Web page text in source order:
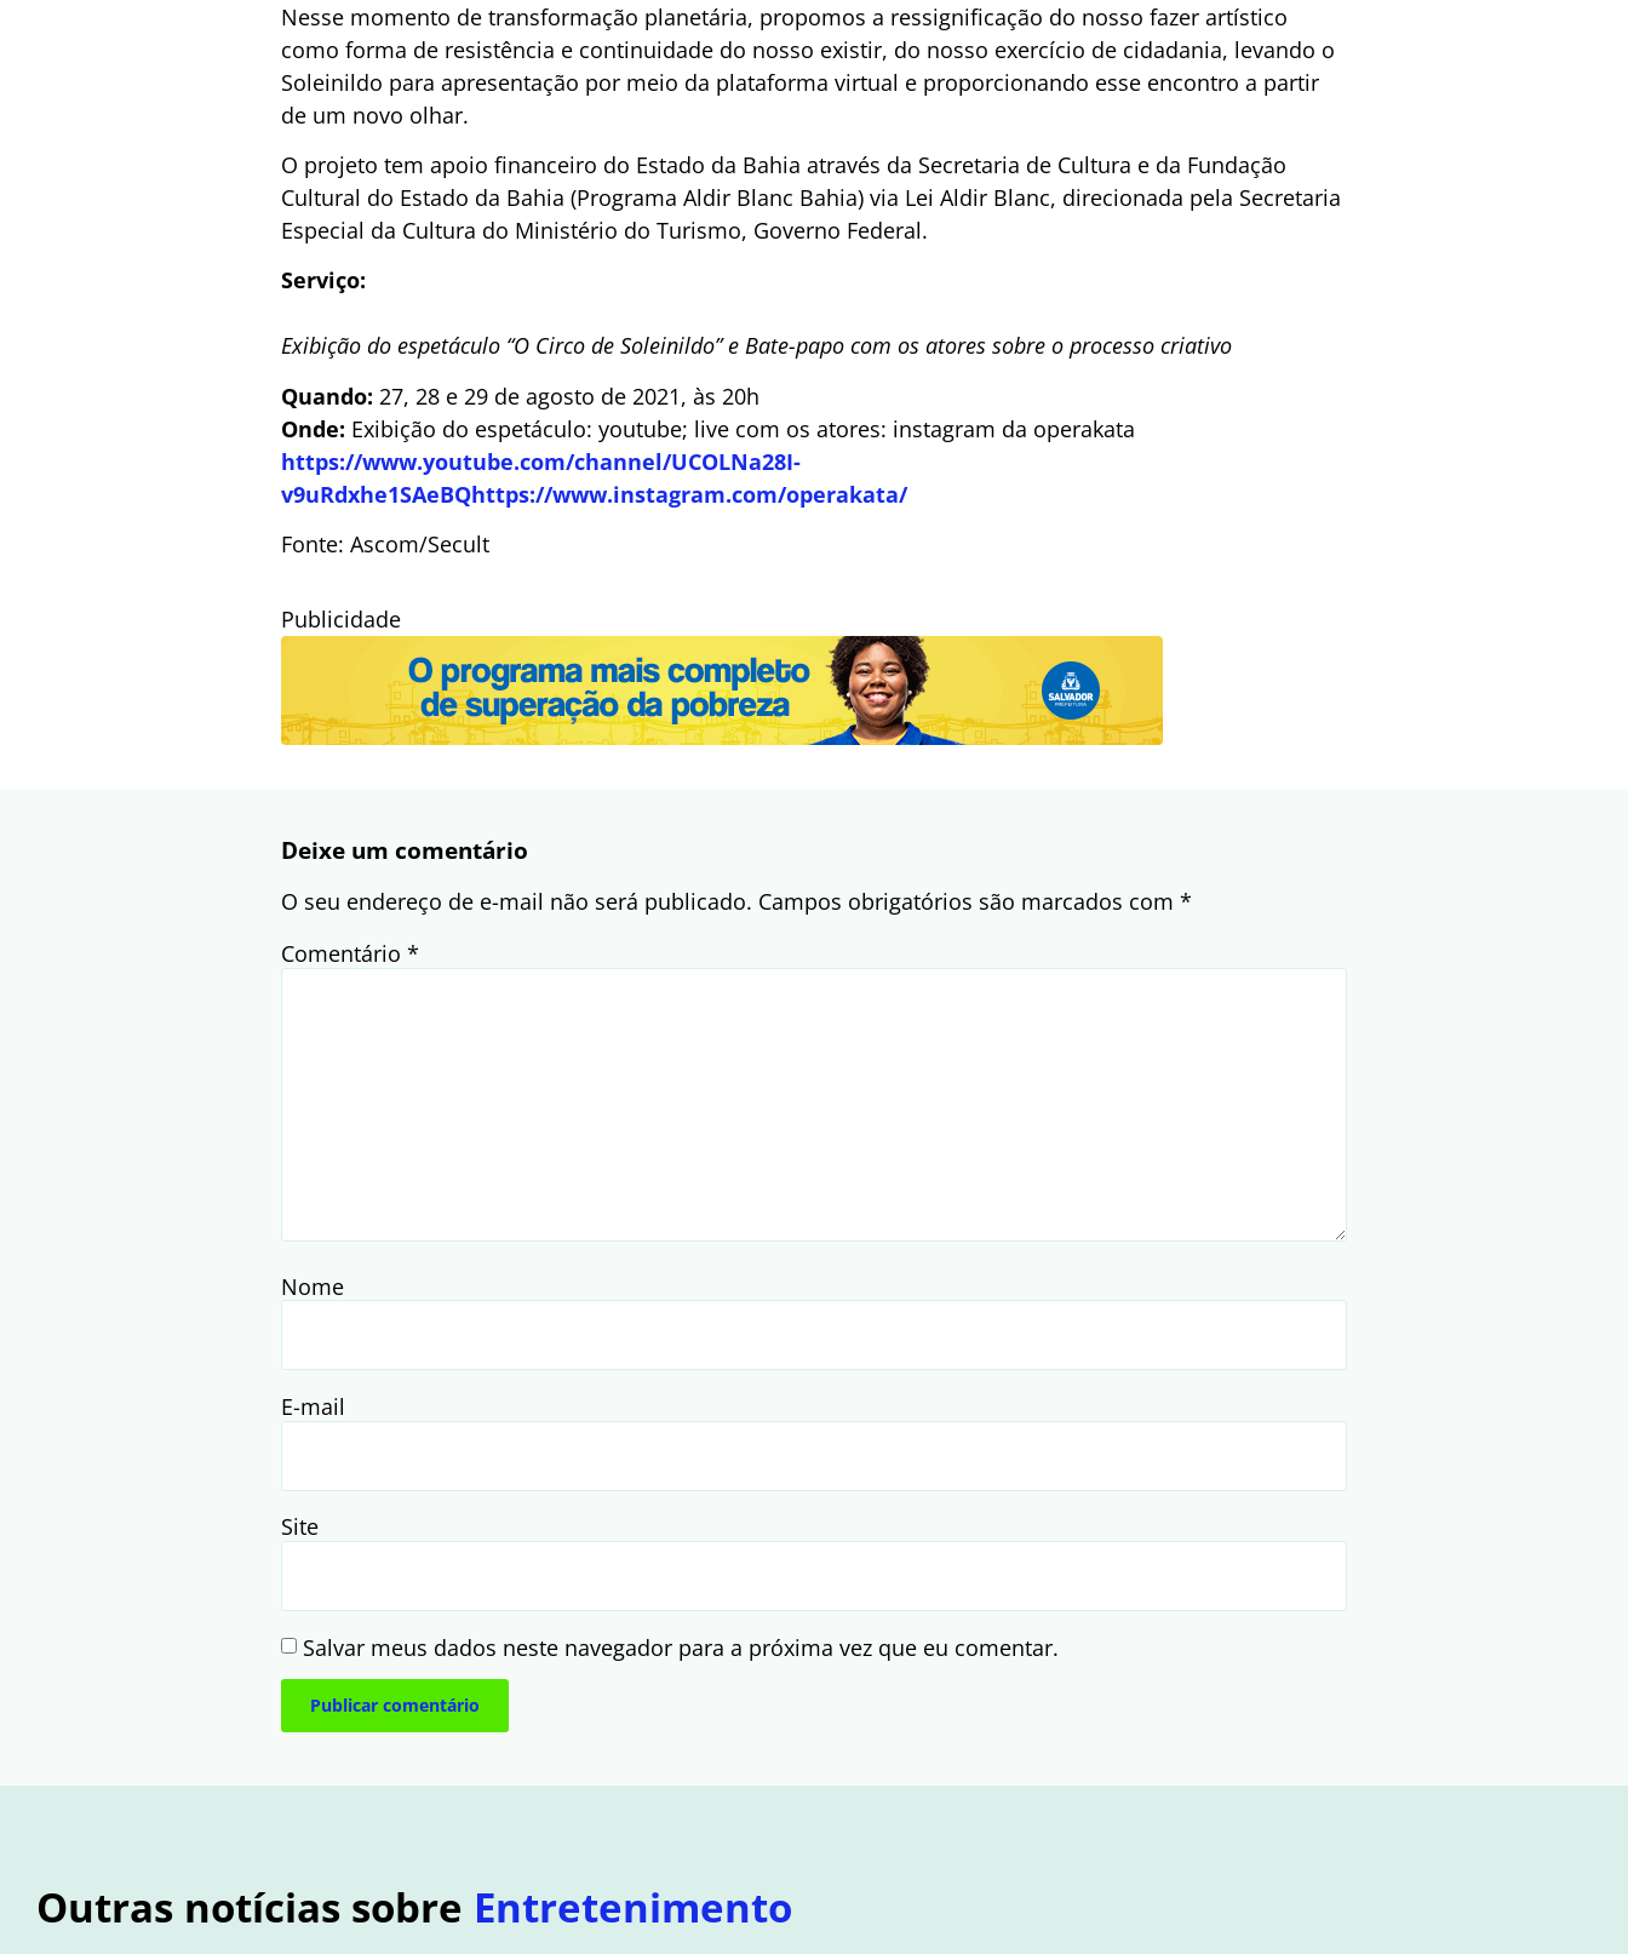
Nesse momento de transformação planetária, propomos a ressignificação do nosso fazer artístico
como forma de resistência e continuidade do nosso existir, do nosso exercício de cidadania, levando o
Soleinildo para apresentação por meio da plataforma virtual e proporcionando esse encontro a partir
de um novo olhar.
O projeto tem apoio financeiro do Estado da Bahia através da Secretaria de Cultura e da Fundação
Cultural do Estado da Bahia (Programa Aldir Blanc Bahia) via Lei Aldir Blanc, direcionada pela Secretaria
Especial da Cultura do Ministério do Turismo, Governo Federal.
Serviço:
Exibição do espetáculo “O Circo de Soleinildo” e Bate-papo com os atores sobre o processo criativo
Quando: 27, 28 e 29 de agosto de 2021, às 20h
Onde: Exibição do espetáculo: youtube; live com os atores: instagram da operakata
https://www.youtube.com/channel/UCOLNa28I-
v9uRdxhe1SAeBQhttps://www.instagram.com/operakata/
Fonte: Ascom/Secult
Publicidade
Deixe um comentário
O seu endereço de e-mail não será publicado. Campos obrigatórios são marcados com *
Comentário *
Nome
E-mail
Site
Salvar meus dados neste navegador para a próxima vez que eu comentar.
Outras notícias sobre Entretenimento